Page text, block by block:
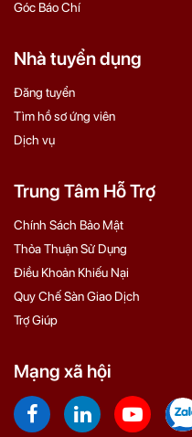
Góc Báo Chí
Nhà tuyển dụng
Đăng tuyển
Tìm hồ sơ ứng viên
Dịch vụ
Trung Tâm Hỗ Trợ
Chính Sách Bảo Mật
Thỏa Thuận Sử Dụng
Điều Khoản Khiếu Nại
Quy Chế Sàn Giao Dịch
Trợ Giúp
Mạng xã hội